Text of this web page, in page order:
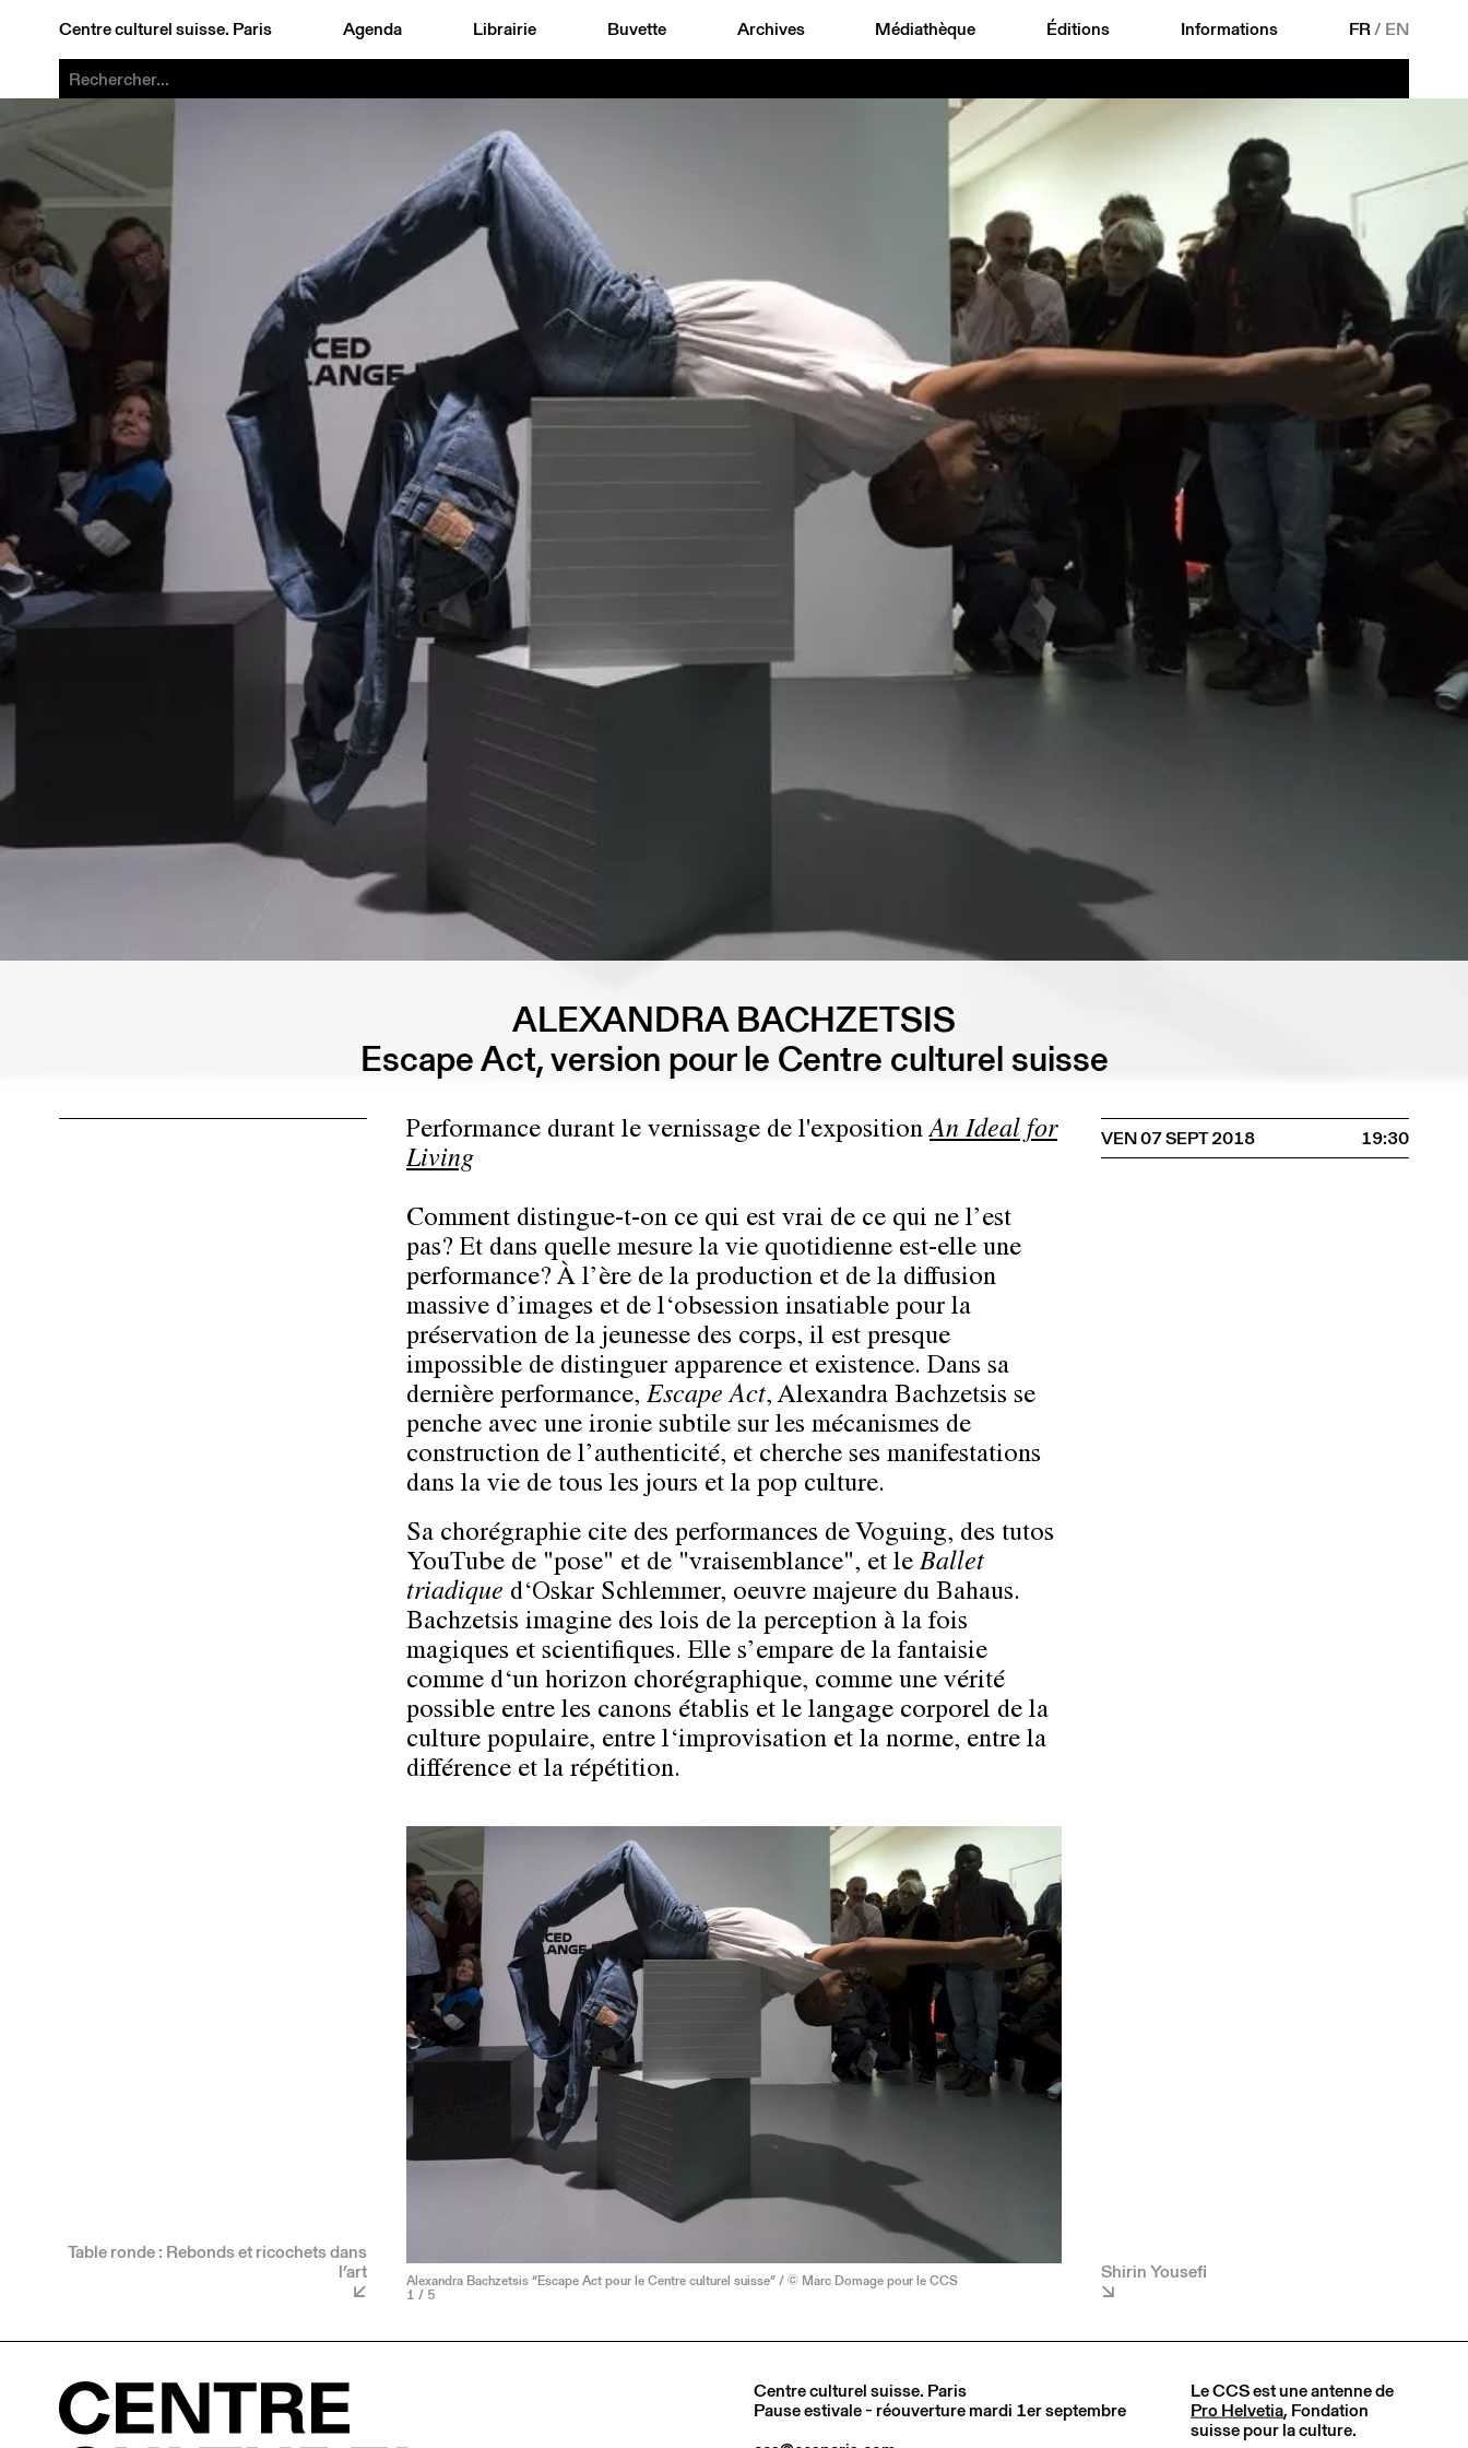
Centre culturel suisse. Paris Agenda Librairie Buvette Archives Médiathèque Éditions Informations FR/ EN
ALEXANDRA BACHZETSIS
Escape Act, version pour le Centre culturel suisse
Table ronde : Rebonds et ricochets dans
l’art
Performance durant le vernissage de l'expositionAn Ideal for
Living
Comment distingue-t-on ce qui est vrai de ce qui ne l’est
pas? Et dans quelle mesure la vie quotidienne est-elle une
performance? À l’ère de la production et de la diffusion
massive d’images et de l‘obsession insatiable pour la
préservation de la jeunesse des corps, il est presque
impossible de distinguer apparence et existence. Dans sa
dernière performance, Escape Act, Alexandra Bachzetsis se
penche avec une ironie subtile sur les mécanismes de
construction de l’authenticité, et cherche ses manifestations
dans la vie de tous les jours et la pop culture.
Sa chorégraphie cite des performances de Voguing, des tutos
YouTube de "pose" et de "vraisemblance", et le Ballet
triadique d‘Oskar Schlemmer, oeuvre majeure du Bahaus.
Bachzetsis imagine des lois de la perception à la fois
magiques et scientifiques. Elle s’empare de la fantaisie
comme d‘un horizon chorégraphique, comme une vérité
possible entre les canons établis et le langage corporel de la
culture populaire, entre l‘improvisation et la norme, entre la
différence et la répétition.
Alexandra Bachzetsis “Escape Act pour le Centre culturel suisse” / © Marc Domage pour le CCS
1 / 5
VEN 07 SEPT 2018 19:30
Shirin Yousefi
Centre culturel suisse. Paris
Pause estivale - réouverture mardi 1er septembre
Le CCS est une antenne de
Pro Helvetia, Fondation
suisse pour la culture.